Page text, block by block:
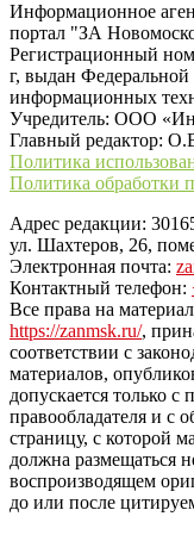
Информационное
портал "ЗА
Регистрационный
г, выдан Федеральной
информационных
Учредитель: ООО
Главный редактор:
Политика
Политика обработки
Адрес редакции:
ул. Шахтеров, 26,
Электронная почта:
Контактный телефон:
Все права на
https://zanmsk.ru/,
соответствии с
материалов,
допускается только
правообладателя и с
страницу, с которой
должна размещаться
воспроизводящем
до или после